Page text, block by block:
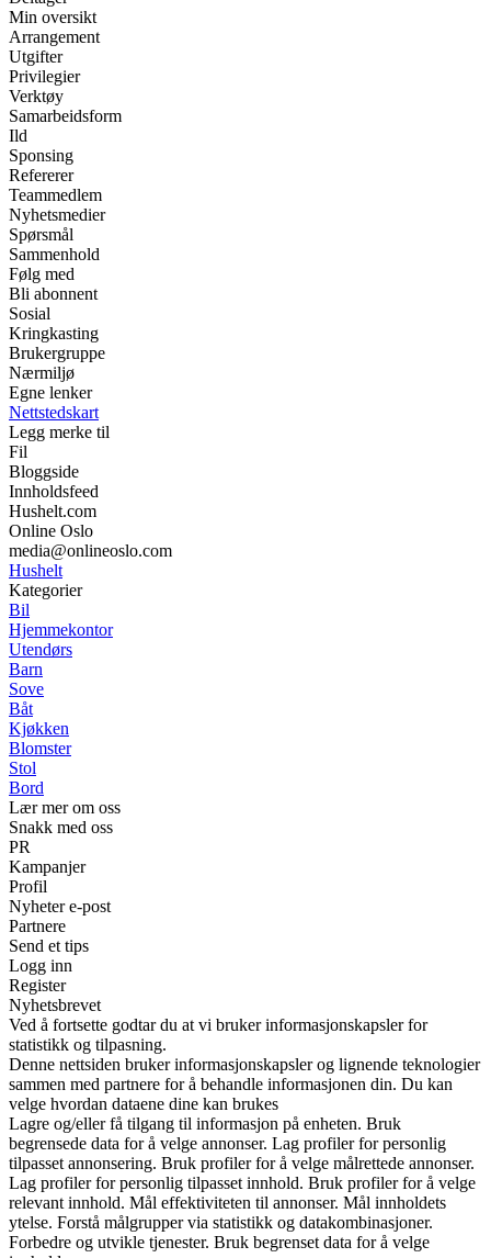
Min oversikt
Arrangement
Utgifter
Privilegier
Verktøy
Samarbeidsform
Ild
Sponsing
Refererer
Teammedlem
Nyhetsmedier
Spørsmål
Sammenhold
Følg med
Bli abonnent
Sosial
Kringkasting
Brukergruppe
Nærmiljø
Egne lenker
Nettstedskart
Legg merke til
Fil
Bloggside
Innholdsfeed
Hushelt.com
Online Oslo
media@onlineoslo.com
Hushelt
Kategorier
Bil
Hjemmekontor
Utendørs
Barn
Sove
Båt
Kjøkken
Blomster
Stol
Bord
Lær mer om oss
Snakk med oss
PR
Kampanjer
Profil
Nyheter e-post
Partnere
Send et tips
Logg inn
Register
Nyhetsbrevet
Ved å fortsette godtar du at vi bruker informasjonskapsler for
statistikk og tilpasning.
Denne nettsiden bruker informasjonskapsler og lignende teknologier
sammen med partnere for å behandle informasjonen din. Du kan
velge hvordan dataene dine kan brukes
Lagre og/eller få tilgang til informasjon på enheten. Bruk
begrensede data for å velge annonser. Lag profiler for personlig
tilpasset annonsering. Bruk profiler for å velge målrettede annonser.
Lag profiler for personlig tilpasset innhold. Bruk profiler for å velge
relevant innhold. Mål effektiviteten til annonser. Mål innholdets
ytelse. Forstå målgrupper via statistikk og datakombinasjoner.
Forbedre og utvikle tjenester. Bruk begrenset data for å velge